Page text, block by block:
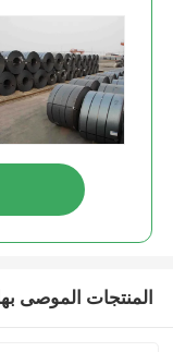
المنتجات الموصى